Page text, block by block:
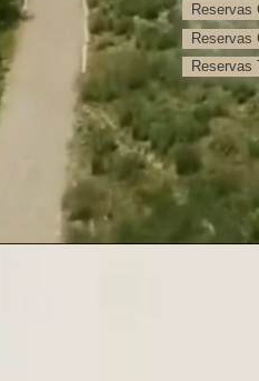
Reservas
Reservas
Reservas